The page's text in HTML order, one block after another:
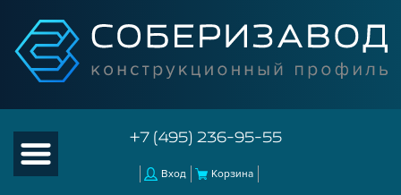
+7 (495) 236-95-55
Вход Корзина